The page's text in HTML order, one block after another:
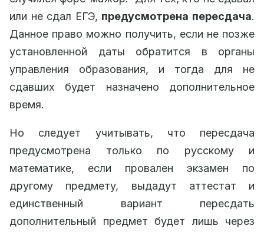
или не сдал ЕГЭ, предусмотрена пересдача.
Данное право можно получить, если не позже
установленной даты обратится в органы
управления образования, и тогда для не
сдавших будет назначено дополнительное
время.
Но следует учитывать, что пересдача
предусмотрена только по русскому и
математике, если провален экзамен по
другому предмету, выдадут аттестат и
единственный вариант пересдать
дополнительный предмет будет лишь через